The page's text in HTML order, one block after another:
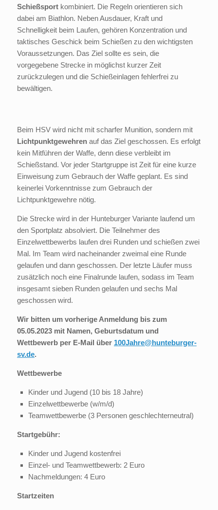
Schießsport kombiniert. Die Regeln orientieren sich
dabei am Biathlon. Neben Ausdauer, Kraft und
Schnelligkeit beim Laufen, gehören Konzentration und
taktisches Geschick beim Schießen zu den wichtigsten
Voraussetzungen. Das Ziel sollte es sein, die
vorgegebene Strecke in möglichst kurzer Zeit
zurückzulegen und die Schießeinlagen fehlerfrei zu
bewältigen.
Beim HSV wird nicht mit scharfer Munition, sondern mit
Lichtpunktgewehren auf das Ziel geschossen. Es erfolgt
kein Mitführen der Waffe, denn diese verbleibt im
Schießstand. Vor jeder Startgruppe ist Zeit für eine kurze
Einweisung zum Gebrauch der Waffe geplant. Es sind
keinerlei Vorkenntnisse zum Gebrauch der
Lichtpunktgewehre nötig.
Die Strecke wird in der Hunteburger Variante laufend um
den Sportplatz absolviert. Die Teilnehmer des
Einzelwettbewerbs laufen drei Runden und schießen zwei
Mal. Im Team wird nacheinander zweimal eine Runde
gelaufen und dann geschossen. Der letzte Läufer muss
zusätzlich noch eine Finalrunde laufen, sodass im Team
insgesamt sieben Runden gelaufen und sechs Mal
geschossen wird.
Wir bitten um vorherige Anmeldung bis zum
05.05.2023 mit Namen, Geburtsdatum und
Wettbewerb per E-Mail über 100Jahre@hunteburger-
sv.de.
Wettbewerbe
Kinder und Jugend (10 bis 18 Jahre)
Einzelwettbewerbe (w/m/d)
Teamwettbewerbe (3 Personen geschlechterneutral)
Startgebühr:
Kinder und Jugend kostenfrei
Einzel- und Teamwettbewerb: 2 Euro
Nachmeldungen: 4 Euro
Startzeiten